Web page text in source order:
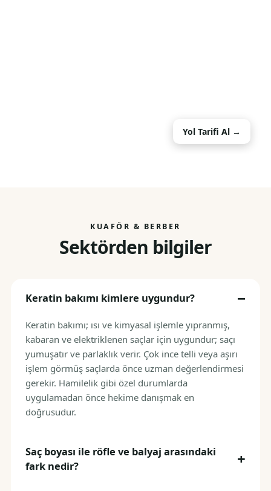
Yol Tarifi Al →
KUAFÖR & BERBER
Sektörden bilgiler
Keratin bakımı kimlere uygundur?
Keratin bakımı; ısı ve kimyasal işlemle yıpranmış,
kabaran ve elektriklenen saçlar için uygundur; saçı
yumuşatır ve parlaklık verir. Çok ince telli veya aşırı
işlem görmüş saçlarda önce uzman değerlendirmesi
gerekir. Hamilelik gibi özel durumlarda
uygulamadan önce hekime danışmak en
doğrusudur.
Saç boyası ile röfle ve balyaj arasındaki
fark nedir?